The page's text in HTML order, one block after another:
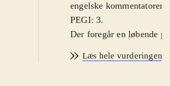
engelske
PEGI: 3.
Der foregår en løbende
grundlæggende
Læs hele vurderingen